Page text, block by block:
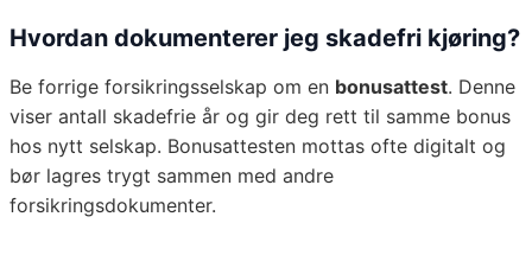
Hvordan dokumenterer jeg skadefri kjøring?
Be forrige forsikringsselskap om en bonusattest. Denne
viser antall skadefrie år og gir deg rett til samme bonus
hos nytt selskap. Bonusattesten mottas ofte digitalt og
bør lagres trygt sammen med andre
forsikringsdokumenter.